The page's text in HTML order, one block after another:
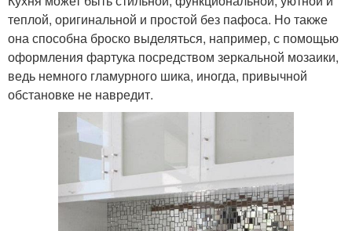
теплой, оригинальной и простой без пафоса. Но также
она способна броско выделяться, например, с помощью
оформления фартука посредством зеркальной мозаики,
ведь немного гламурного шика, иногда, привычной
обстановке не навредит.